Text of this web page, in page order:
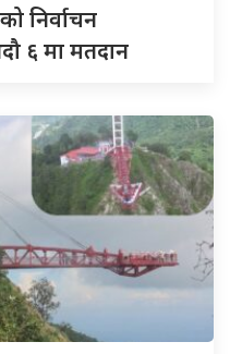
निर्वाचन
६ मा मतदान